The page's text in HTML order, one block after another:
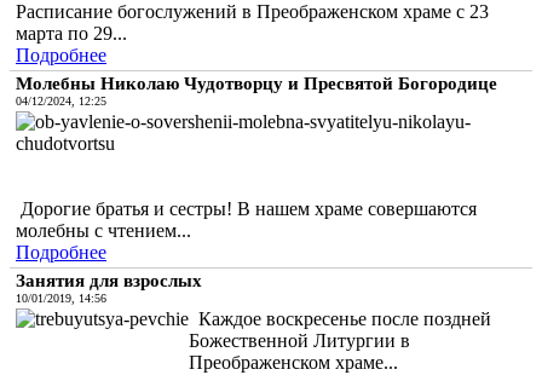
Расписание богослужений в Преображенском храме с 23
марта по 29...
Подробнее
Молебны Николаю Чудотворцу и Пресвятой Богородице
04/12/2024, 12:25
Дорогие братья и сестры! В нашем храме совершаются
молебны с чтением...
Подробнее
Занятия для взрослых
10/01/2019, 14:56
Каждое воскресенье после поздней
Божественной Литургии в
Преображенском храме...